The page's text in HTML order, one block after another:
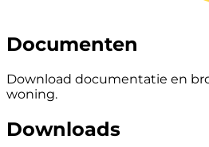
Documenten
Download documentatie en
woning.
Downloads